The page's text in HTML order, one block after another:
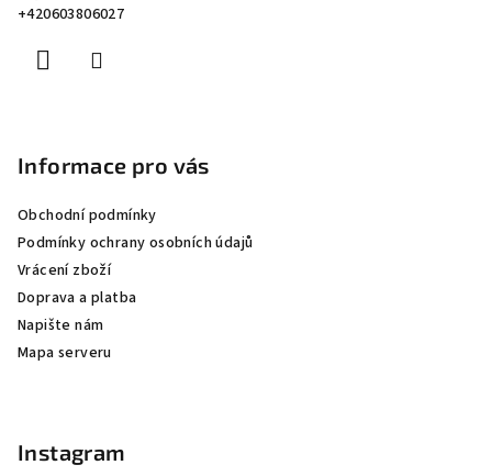
+420603806027
Informace pro vás
Obchodní podmínky
Podmínky ochrany osobních údajů
Vrácení zboží
Doprava a platba
Napište nám
Mapa serveru
Instagram